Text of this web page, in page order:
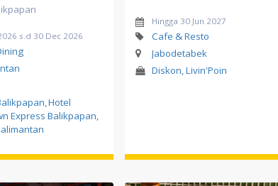
s.d 30 Dec 2026
,Hotel
Express Balikpapan,
Hingga 30 Jun 2027
Cafe & Resto
Jabodetabek
Diskon, Livin'Poin